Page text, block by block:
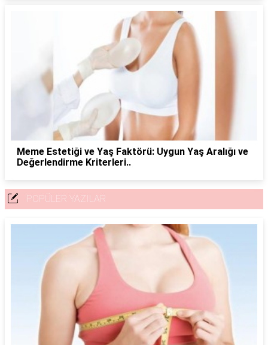
Meme Estetiği ve Yaş Faktörü: Uygun Yaş Aralığı ve
Değerlendirme Kriterleri..
POPÜLER YAZILAR